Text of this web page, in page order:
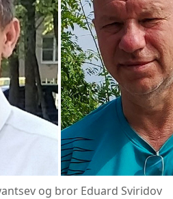
og bror Eduard Sviridov